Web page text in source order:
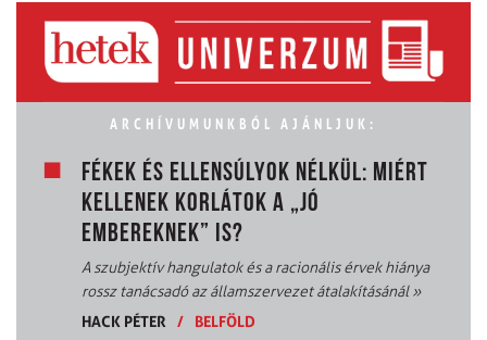
ARCHÍVUMUNKBÓL AJÁNLJUK:
FÉKEK ÉS ELLENSÚLYOK NÉLKÜL: MIÉRT
KELLENEK KORLÁTOK A „JÓ
EMBEREKNEK” IS?
A szubjektív hangulatok és a racionális érvek hiánya
rossz tanácsadó az államszervezet átalakításánál»
HACK PÉTER
/ BELFÖLD